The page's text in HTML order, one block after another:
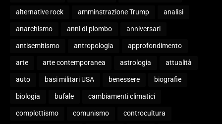
alternative rock amminstrazione Trump analisi
anarchismo anni di piombo anniversari
antisemitismo antropologia approfondimento
arte arte contemporanea astrologia attualità
auto basi militari USA benessere biografie
biologia bufale cambiamenti climatici
complottismo comunismo controcultura